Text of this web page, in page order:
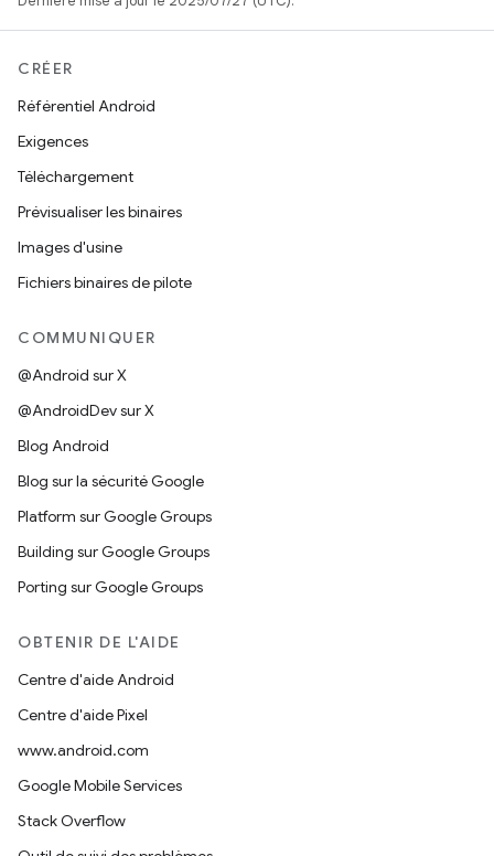
CRÉER
Référentiel Android
Exigences
Téléchargement
Prévisualiser les binaires
Images d'usine
Fichiers binaires de pilote
COMMUNIQUER
@Android sur X
@AndroidDev sur X
Blog Android
Blog sur la sécurité Google
Platform sur Google Groups
Building sur Google Groups
Porting sur Google Groups
OBTENIR DE L'AIDE
Centre d'aide Android
Centre d'aide Pixel
www.android.com
Google Mobile Services
Stack Overflow